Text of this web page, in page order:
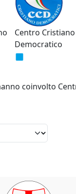
Centro Cristiano
Democratico
coinvolto